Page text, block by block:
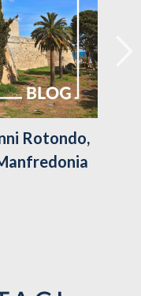
Rotondo,